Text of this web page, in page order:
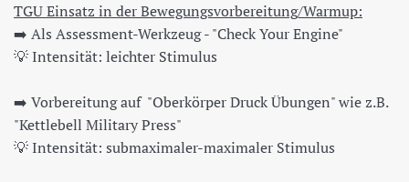
TGU Einsatz in der Bewegungsvorbereitung/Warmup:
➡️ Als Assessment-Werkzeug - "Check Your Engine"
💡 Intensität: leichter Stimulus
➡️ Vorbereitung auf "Oberkörper Druck Übungen" wie z.B.
"Kettlebell Military Press"
💡 Intensität: submaximaler-maximaler Stimulus